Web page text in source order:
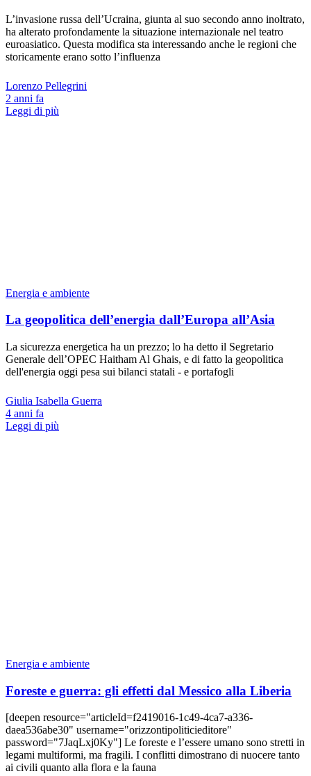
L’invasione russa dell’Ucraina, giunta al suo secondo anno inoltrato,
ha alterato profondamente la situazione internazionale nel teatro
euroasiatico. Questa modifica sta interessando anche le regioni che
storicamente erano sotto l’influenza
Lorenzo Pellegrini
2 anni fa
Leggi di più
Energia e ambiente
La geopolitica dell’energia dall’Europa all’Asia
La sicurezza energetica ha un prezzo; lo ha detto il Segretario
Generale dell’OPEC Haitham Al Ghais, e di fatto la geopolitica
dell'energia oggi pesa sui bilanci statali - e portafogli
Giulia Isabella Guerra
4 anni fa
Leggi di più
Energia e ambiente
Foreste e guerra: gli effetti dal Messico alla Liberia
[deepen resource="articleId=f2419016-1c49-4ca7-a336-
daea536abe30" username="orizzontipoliticieditore"
password="7JaqLxj0Ky"] Le foreste e l’essere umano sono stretti in
legami multiformi, ma fragili. I conflitti dimostrano di nuocere tanto
ai civili quanto alla flora e la fauna